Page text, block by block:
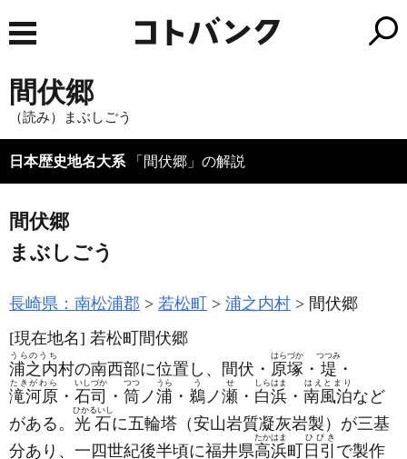
間伏郷
（読み）まぶしごう
日本歴史地名大系 「間伏郷」の解説
間伏郷
まぶしごう
長崎県：南松浦郡 若松町 浦之内村
間伏郷
[現在地名] 若松町間伏郷
浦之内
うらのうち
村の南西部に位置し、間伏・ 原塚
はらづか
・ 堤
つつみ
・
滝河原
たきがわら
・ 石司
いしづか
・ 筒
つつ
ノ浦
うら
・ 鵜
う
ノ瀬
せ
・ 白浜
しらはま
・ 南風泊
はえとまり
など
がある。 光石
ひかるいし
に五輪塔 （安山岩質凝灰岩製） が三基
分あり、一四世紀後半頃に福井県高浜
たかはま
町 日引
ひびき
で製作